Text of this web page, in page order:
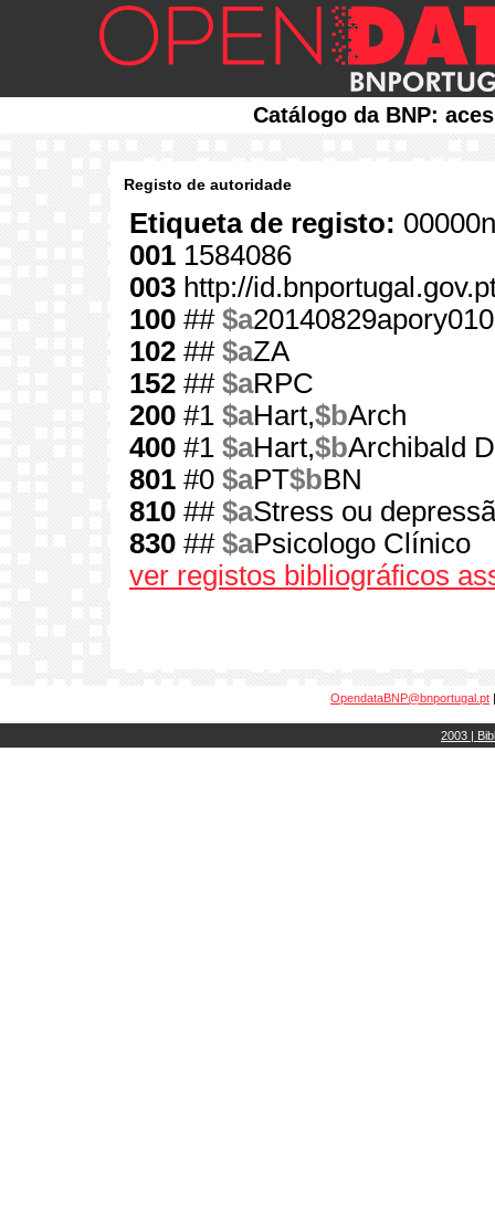
Catálogo da BNP:
Registo de autoridade
Etiqueta de registo:
001 1584086
003 http://
100 ## $a
102 ## $aZA
152 ## $aRPC
200 #1 $aHart,$bArch
400 #1 $aHart,$bArchibald
801 #0 $aPT$bBN
810 ## $aStress ou
830 ## $aPsicologo Clínico
ver registos bibliográficos
OpendataBNP@bnportugal.pt
2003 |